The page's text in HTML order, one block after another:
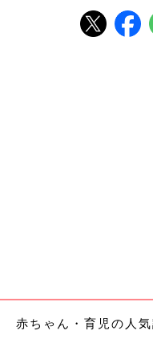
赤ちゃん・育児の人